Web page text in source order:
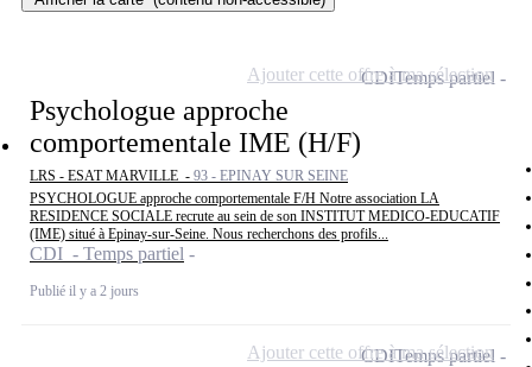
Psychologue approche
comportementale IME (H/F)
LRS - ESAT MARVILLE - 93 - EPINAY SUR SEINE
PSYCHOLOGUE approche comportementale F/H Notre association LA
RESIDENCE SOCIALE recrute au sein de son INSTITUT MEDICO-EDUCATIF
(IME) situé à Epinay-sur-Seine. Nous recherchons des profils...
CDI - Temps partiel
Publié il y a 2 jours
CDITemps partiel
Ajouter cette offre à ma sélection
CDITemps partiel
Ajouter cette offre à ma sélection